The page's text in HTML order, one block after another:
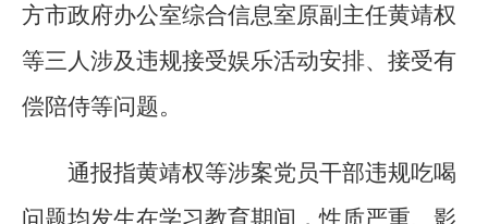
方市政府办公室综合信息室原副主任黄靖权
等三人涉及违规接受娱乐活动安排、接受有
偿陪侍等问题。
通报指黄靖权等涉案党员干部违规吃喝
问题均发生在学习教育期间，性质严重、影